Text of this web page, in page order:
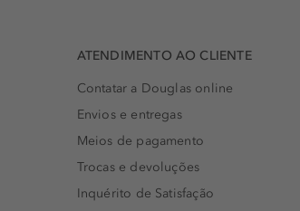
ATENDIMENTO AO CLIENTE
Contatar a Douglas online
Envios e entregas
Meios de pagamento
Trocas e devoluções
Inquérito de Satisfação